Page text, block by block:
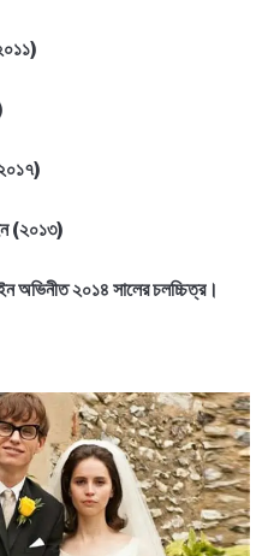
(২০১৩)
অভিনীত ২০১৪ সালের চলচ্চিত্র।